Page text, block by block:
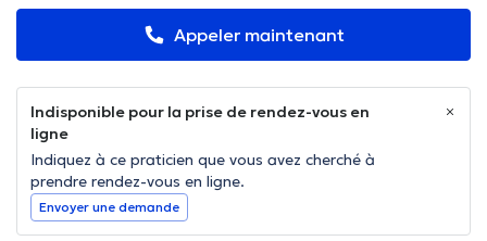
Appeler maintenant
Indisponible pour la prise de rendez-vous en
ligne
Indiquez à ce praticien que vous avez cherché à
prendre rendez-vous en ligne.
Envoyer une demande